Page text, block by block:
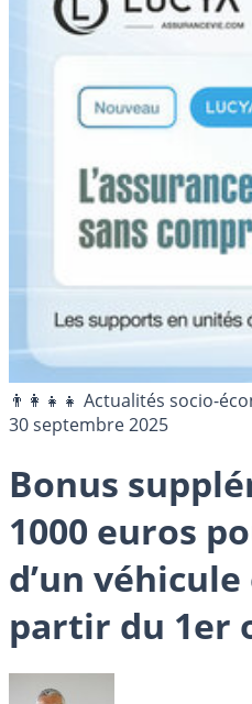
👨‍👩‍👧‍👧 Actualités socio-
30 septembre 2025
Bonus
1000 euros
d’un
partir du 1er